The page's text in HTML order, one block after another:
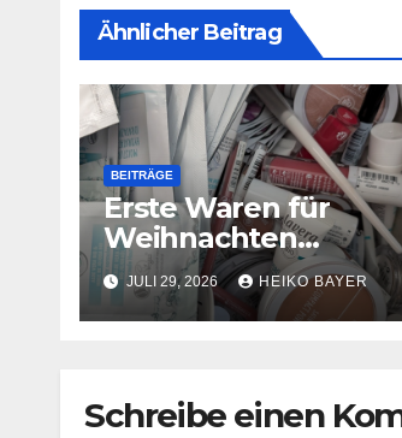
Ähnlicher Beitrag
BEITRÄGE
Erste Waren für
Weihnachten
eingetroffen
JULI 29, 2026 HEIKO BAYER
Schreibe einen